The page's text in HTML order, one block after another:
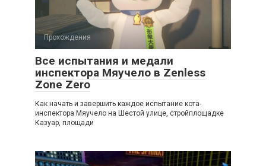
Прохождения
Все испытания и медали
инспектора Мяучело в Zenless
Zone Zero
Как начать и завершить каждое испытание кота-
инспектора Мяучело на Шестой улице, стройплощадке
Казуар, площади